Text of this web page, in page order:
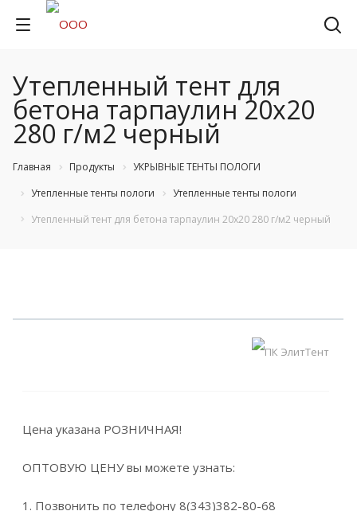
Утепленный тент для
бетона тарпаулин 20х20
280 г/м2 черный
Главная Продукты
УКРЫВНЫЕ ТЕНТЫ ПОЛОГИ
Утепленные тенты пологи
Утепленные тенты пологи
Утепленный тент для бетона тарпаулин 20х20 280 г/м2 черный
Цена указана РОЗНИЧНАЯ!
ОПТОВУЮ ЦЕНУ вы можете узнать:
1. Позвонить по телефону 8(343)382-80-68